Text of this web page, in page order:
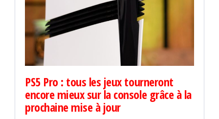
PS5 Pro : tous les jeux tourneront
encore mieux sur la console grâce à la
prochaine mise à jour